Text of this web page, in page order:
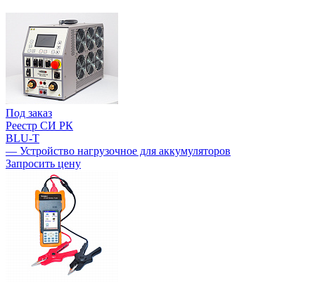
Под заказ
Реестр СИ РК
BLU-T
— Устройство нагрузочное для аккумуляторов
Запросить цену